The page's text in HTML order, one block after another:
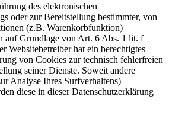
des elektronischen
oder zur Bereitstellung bestimmter, von
(z.B. Warenkorbfunktion)
auf Grundlage von Art. 6 Abs. 1 lit. f
Websitebetreiber hat ein berechtigtes
von Cookies zur technisch fehlerfreien
seiner Dienste. Soweit andere
Analyse Ihres Surfverhaltens)
diese in dieser Datenschutzerklärung